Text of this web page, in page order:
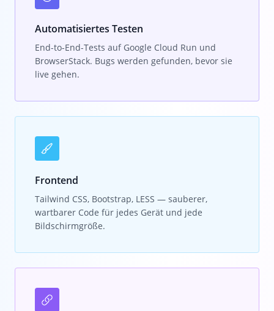
Automatisiertes Testen
End-to-End-Tests auf Google Cloud Run und
BrowserStack. Bugs werden gefunden, bevor sie
live gehen.
Frontend
Tailwind CSS, Bootstrap, LESS — sauberer,
wartbarer Code für jedes Gerät und jede
Bildschirmgröße.